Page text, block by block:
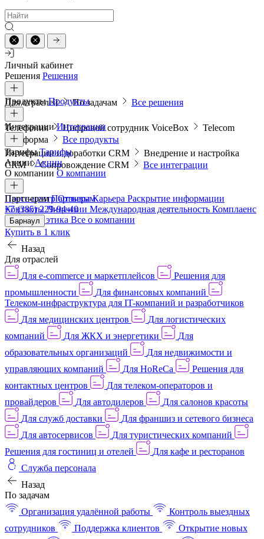
Личный кабинет
Решения Решения
Для отраслей По задачам Все решения
ПродуктыПродукты
Телефония Цифровой сотрудник VoiceBox
Telecom
платформа
Все продукты
ИнтеграцииИнтеграции
Интеграции и доработки CRM
Внедрение и настройка
CRM
Сопровождение CRM Все интеграции
ТарифыТарифы
АкцииАкции
О компании О компании
Пресс-центрОтзывыКарьера Раскрытие информации
КонтактыЛицензии Международная деятельность Комплаенс
и деловая этика Все о компании
ПартнерамПартнерам
+7 (385) 229-94-40
Барнаул
Купить в 1 клик
Назад
Для отраслей
Для e-commerce и маркетплейсов
Решения для
промышленности
Для финансовых компаний
Телеком-инфраструктура для IT-компаний и разработчиков
Для медицинских центров
Для логистических
компаний
Для ЖКХ и энергетики
Для
образовательных организаций
Для недвижимости и
управляющих компаний
Для HoReCa
Решения для
контактных центров
Для телеком-операторов и
провайдеров
Для автодилеров
Для салонов красоты
Для служб доставки
Для франшиз и сетевого бизнеса
Для автосервисов
Для туристических компаний
Решения для гостиниц и отелей
Для кафе и ресторанов
Служба персонала
Назад
По задачам
Организация удалённой работы
Контроль выездных
сотрудников
Поддержка клиентов
Открытие новых